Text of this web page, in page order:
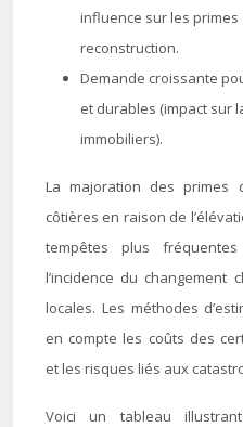
influence sur les primes
reconstruction.
Demande croissante
et durables (impact sur
immobiliers).
La majoration des primes
côtières en raison de
tempêtes plus
l’incidence du changement
locales. Les méthodes
en compte les coûts des
et les risques liés aux
Voici un tableau